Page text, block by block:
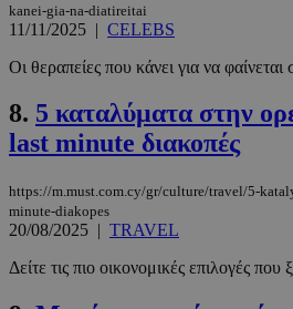
kanei-gia-na-diatireitai
11/11/2025 | CELEBS
Οι θεραπείες που κάνει για να
8. 5 καταλύματα στην
last minute διακοπές
https://m.must.com.cy/gr/culture/travel/5-
minute-diakopes
20/08/2025 | TRAVEL
Δείτε τις πιο οικονομικές επιλογές που